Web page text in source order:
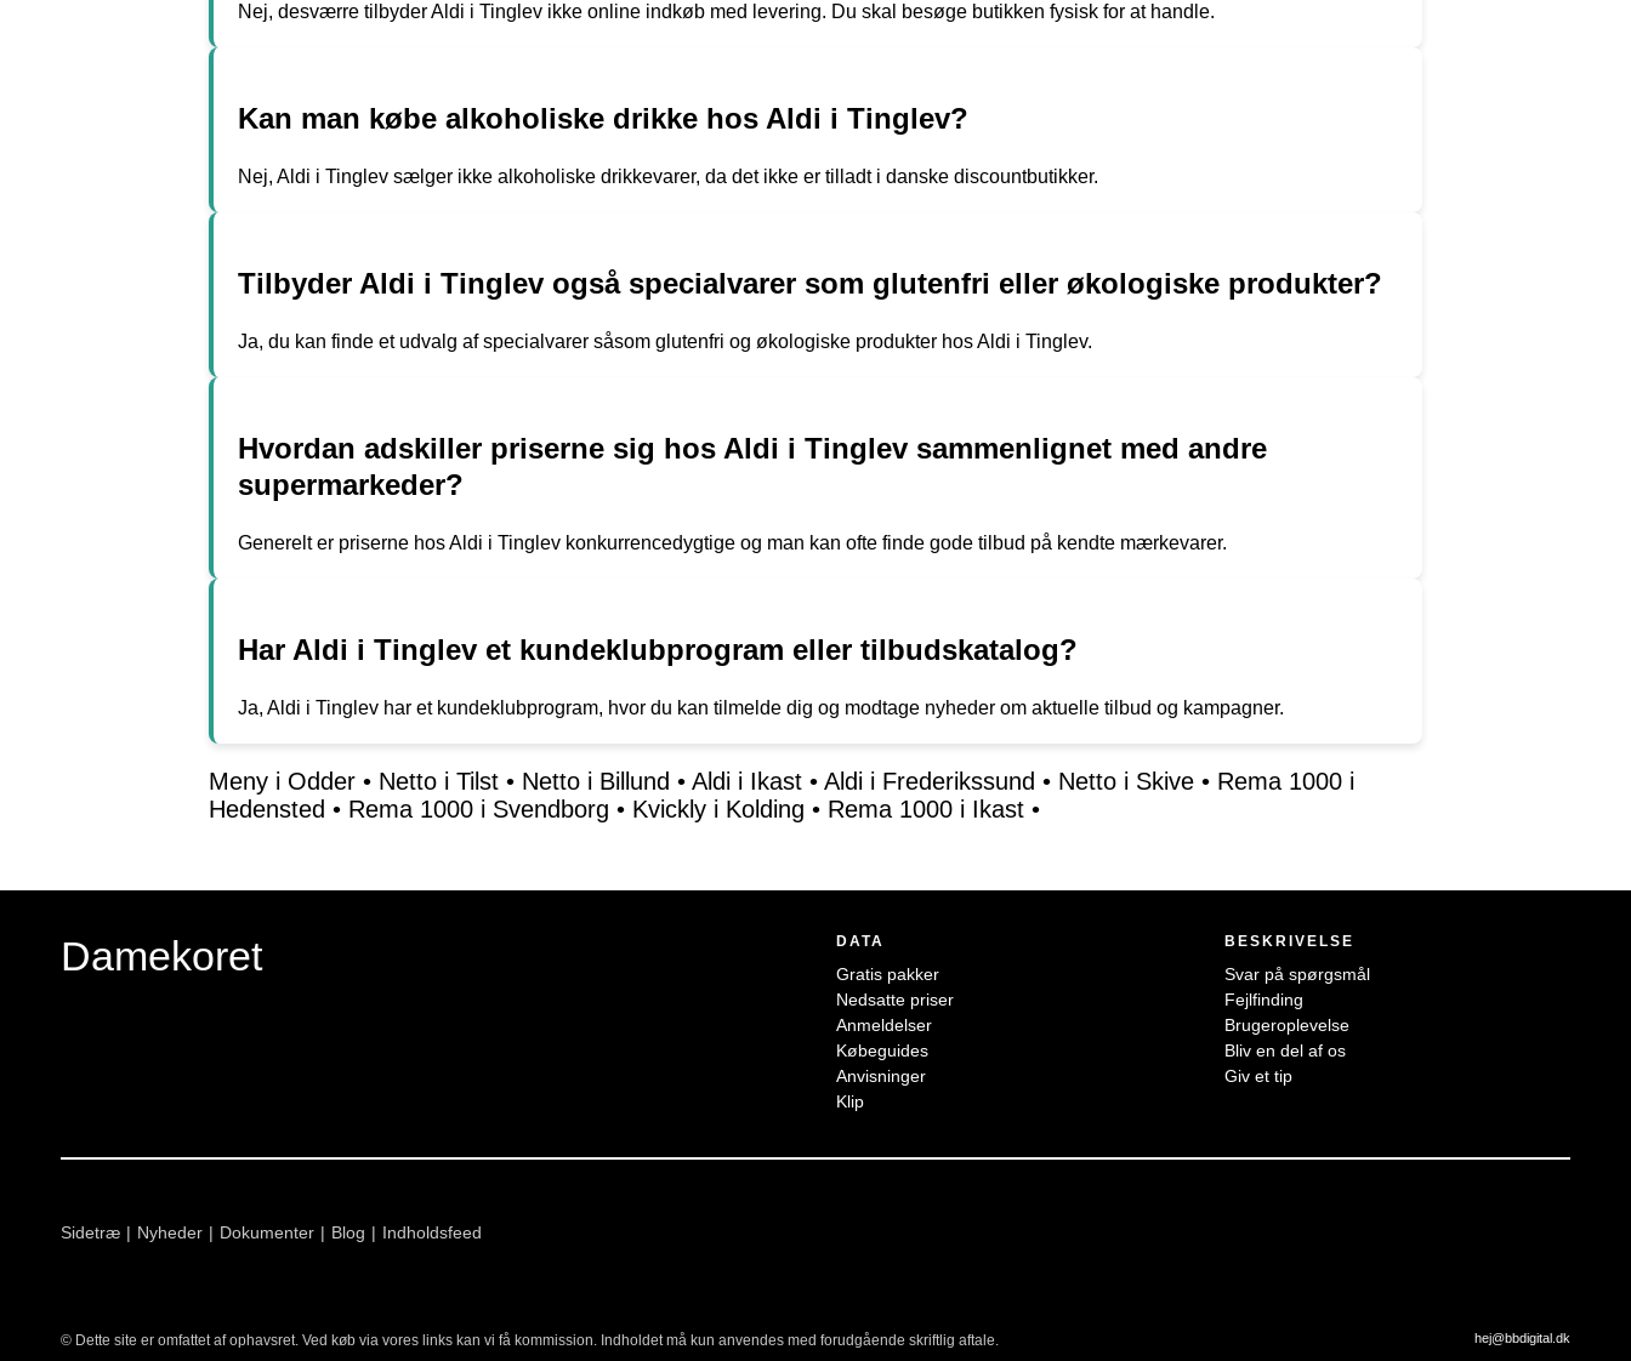
Nej, desværre tilbyder Aldi i Tinglev ikke online indkøb med levering. Du skal besøge butikken fysisk for at handle.
Kan man købe alkoholiske drikke hos Aldi i Tinglev?
Nej, Aldi i Tinglev sælger ikke alkoholiske drikkevarer, da det ikke er tilladt i danske discountbutikker.
Tilbyder Aldi i Tinglev også specialvarer som glutenfri eller økologiske produkter?
Ja, du kan finde et udvalg af specialvarer såsom glutenfri og økologiske produkter hos Aldi i Tinglev.
Hvordan adskiller priserne sig hos Aldi i Tinglev sammenlignet med andre
supermarkeder?
Generelt er priserne hos Aldi i Tinglev konkurrencedygtige og man kan ofte finde gode tilbud på kendte mærkevarer.
Har Aldi i Tinglev et kundeklubprogram eller tilbudskatalog?
Ja, Aldi i Tinglev har et kundeklubprogram, hvor du kan tilmelde dig og modtage nyheder om aktuelle tilbud og kampagner.
Meny i Odder • Netto i Tilst • Netto i Billund • Aldi i Ikast • Aldi i Frederikssund • Netto i Skive • Rema 1000 i
Hedensted • Rema 1000 i Svendborg • Kvickly i Kolding • Rema 1000 i Ikast •
Damekoret
© Dette site er omfattet af ophavsret. Ved køb via vores links kan vi få kommission. Indholdet må kun anvendes med forudgående skriftlig aftale.
DATA
Gratis pakker
Nedsatte priser
Anmeldelser
Købeguides
Anvisninger
Klip
BESKRIVELSE
Svar på spørgsmål
Fejlfinding
Brugeroplevelse
Bliv en del af os
Giv et tip
Sidetræ Nyheder Dokumenter Blog Indholdsfeed
hej@bbdigital.dk